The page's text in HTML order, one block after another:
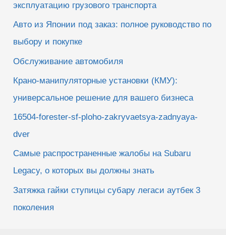
эксплуатацию грузового транспорта
Авто из Японии под заказ: полное руководство по
выбору и покупке
Обслуживание автомобиля
Крано-манипуляторные установки (КМУ):
универсальное решение для вашего бизнеса
16504-forester-sf-ploho-zakryvaetsya-zadnyaya-
dver
Самые распространенные жалобы на Subaru
Legacy, о которых вы должны знать
Затяжка гайки ступицы субару легаси аутбек 3
поколения